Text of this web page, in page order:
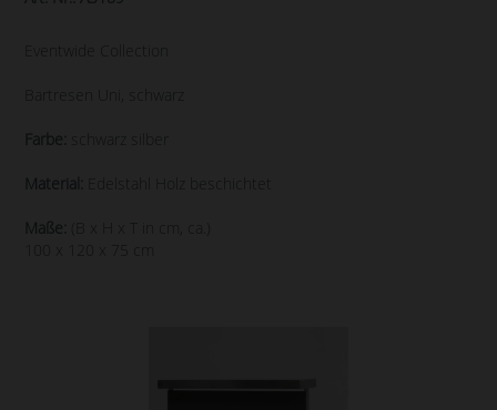
Eventwide Collection
Bartresen Uni, schwarz
Farbe: schwarz silber
Material: Edelstahl Holz beschichtet
Maße:
(B x H x T in cm, ca.)
100 x 120 x 75 cm